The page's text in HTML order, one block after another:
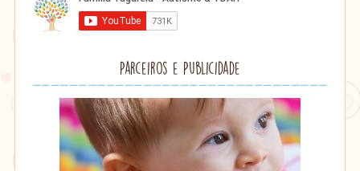
Parceiros e Publicidade
Lithu
âmbar